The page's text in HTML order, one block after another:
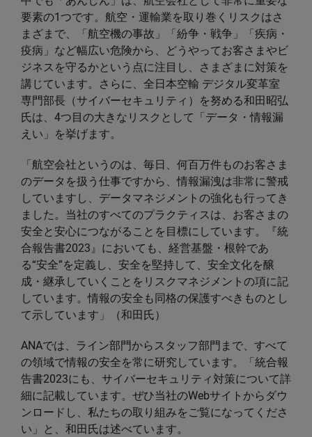
要素の1つです。航空・運輸業を取り巻くリスクはさ
まざまで、「航空機の事故」「紛争・戦争」「疾病・
疫病」など幅広い危険から、どうやってお客さまやビ
ジネスを守るかという点に注目し、さまざまに対策を
講じています。さらに、全日本空輸 デジタル変革室
専門部長（サイバーセキュリティ）を努める和田昭弘
氏は、4つ目の大きなリスクとして「データ・情報漏
えい」を挙げます。
「航空会社というのは、毎日、何百万件ものお客さま
のデータを扱う仕事ですから、情報漏洩は非常に警戒
していますし、データマネジメントの強化も行ってき
ました。当社のすべてのプラクティスは、お客さまの
安全と安心につながることを目標にしています。『統
合報告書2023』においても、経営基盤・根幹であ
る“安全”を定義し、安全を堅持して、安全文化を醸
成・継承していくことをリスクマネジメントの項に記
しています。情報の安全も同格の保護すべきものとし
て示しています」（和田氏）
ANAでは、ライン部門からスタッフ部門まで、すべて
の領域で情報の安全を常に研究しています。「統合報
告書2023にも、サイバーセキュリティ対策について詳
細に記載しています。ぜひ当社のWebサイトからダウ
ンロードし、私たちの取り組みをご覧になってくださ
い」と、和田氏は述べています。